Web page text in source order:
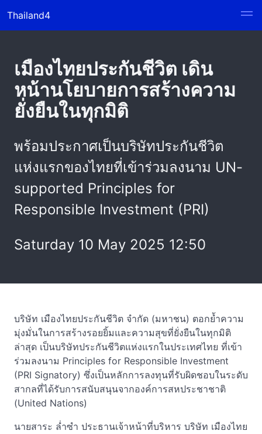
Thailand4
เมืองไทยประกันชีวิต เดิน
หน้านโยบายการสร้างความ
ยั่งยืนในทุกมิติ
พร้อมประกาศเป็นบริษัทประกันชีวิต
แห่งแรกของไทยที่เข้าร่วมลงนาม UN-
supported Principles for
Responsible Investment (PRI)
Saturday 10 May 2025 12:50
บริษัท เมืองไทยประกันชีวิต จำกัด (มหาชน) ตอกย้ำความ
มุ่งมั่นในการสร้างรอยยิ้มและความสุขที่ยั่งยืนในทุกมิติ
ล่าสุด เป็นบริษัทประกันชีวิตแห่งแรกในประเทศไทย ที่เข้า
ร่วมลงนาม Principles for Responsible Investment
(PRI Signatory) ซึ่งเป็นหลักการลงทุนที่รับผิดชอบในระดับ
สากลที่ได้รับการสนับสนุนจากองค์การสหประชาชาติ
(United Nations)
นายสาระ ล่ำซำ ประธานเจ้าหน้าที่บริหาร บริษัท เมืองไทย